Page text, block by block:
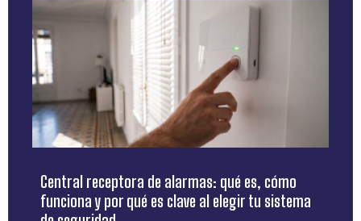
Central receptora de alarmas: qué es, cómo
funciona y por qué es clave al elegir tu sistema